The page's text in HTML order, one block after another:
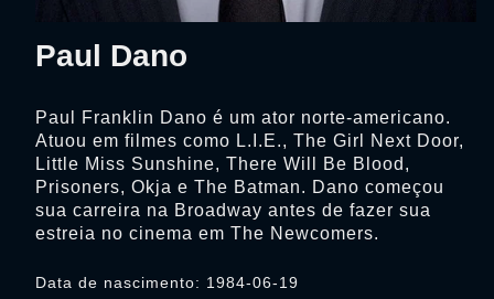
Paul Dano
Data de nascimento: 1984-06-19
Paul Franklin Dano é um ator norte-americano.
Atuou em filmes como L.I.E., The Girl Next Door,
Little Miss Sunshine, There Will Be Blood,
Prisoners, Okja e The Batman. Dano começou
sua carreira na Broadway antes de fazer sua
estreia no cinema em The Newcomers.